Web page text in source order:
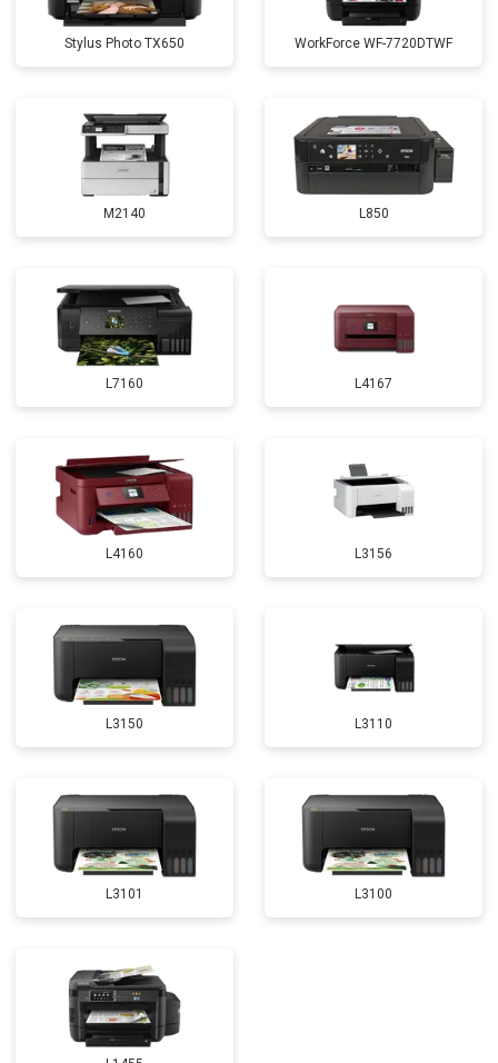
Stylus Photo TX650 WorkForce WF-7720DTWF
M2140 L850
L7160 L4167
L4160 L3156
L3150 L3110
L3101 L3100